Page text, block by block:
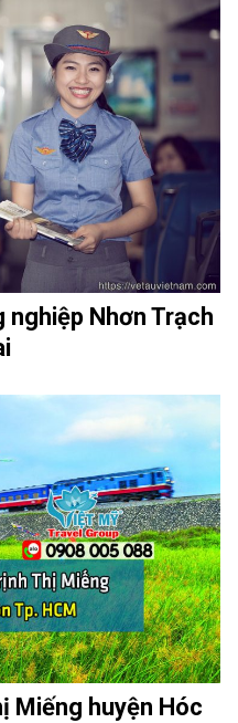
nghiệp Nhơn Trạch
Miếng huyện Hóc